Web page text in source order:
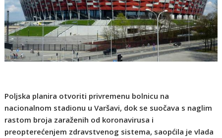
Poljska planira otvoriti privremenu bolnicu na
nacionalnom stadionu u Varšavi, dok se suočava s naglim
rastom broja zaraženih od koronavirusa i
preopterećenjem zdravstvenog sistema, saopćila je vlada